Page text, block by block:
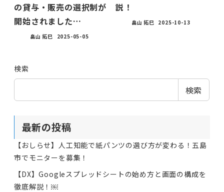
の貸与・販売の選択制が
開始されました…
畠山 拓巳 2025-05-05
説！
畠山 拓巳 2025-10-13
検索
検索
最新の投稿
【おしらせ】人工知能で紙パンツの選び方が変わる！五島
市でモニターを募集！
【DX】Googleスプレッドシートの始め方と画面の構成を
徹底解説！￼